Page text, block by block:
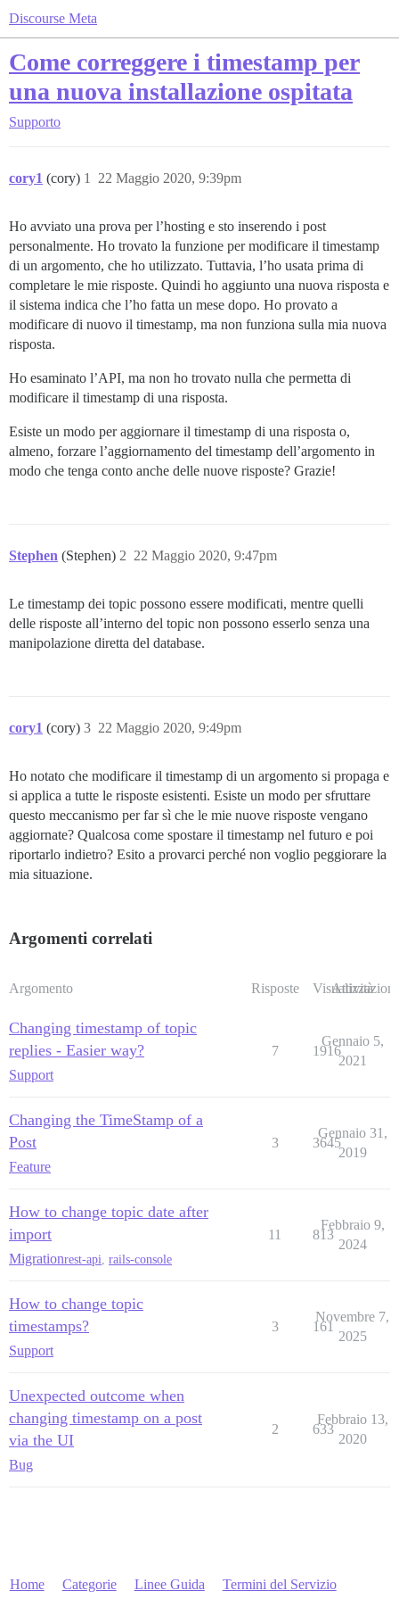
Discourse Meta
Come correggere i timestamp per
una nuova installazione ospitata
Supporto
cory1 (cory) 22 Maggio 2020, 9:39pm
1
Ho avviato una prova per l’hosting e sto inserendo i post
personalmente. Ho trovato la funzione per modificare il timestamp
di un argomento, che ho utilizzato. Tuttavia, l’ho usata prima di
completare le mie risposte. Quindi ho aggiunto una nuova risposta e
il sistema indica che l’ho fatta un mese dopo. Ho provato a
modificare di nuovo il timestamp, ma non funziona sulla mia nuova
risposta.
Ho esaminato l’API, ma non ho trovato nulla che permetta di
modificare il timestamp di una risposta.
Esiste un modo per aggiornare il timestamp di una risposta o,
almeno, forzare l’aggiornamento del timestamp dell’argomento in
modo che tenga conto anche delle nuove risposte? Grazie!
Stephen (Stephen) 22 Maggio 2020, 9:47pm
2
Le timestamp dei topic possono essere modificati, mentre quelli
delle risposte all’interno del topic non possono esserlo senza una
manipolazione diretta del database.
cory1 (cory) 22 Maggio 2020, 9:49pm
3
Ho notato che modificare il timestamp di un argomento si propaga e
si applica a tutte le risposte esistenti. Esiste un modo per sfruttare
questo meccanismo per far sì che le mie nuove risposte vengano
aggiornate? Qualcosa come spostare il timestamp nel futuro e poi
riportarlo indietro? Esito a provarci perché non voglio peggiorare la
mia situazione.
Argomenti correlati
Argomento Risposte Visualizzazioni
Attività
Changing timestamp of topic
replies - Easier way?
Support
7 1916
Gennaio 5,
2021
Changing the TimeStamp of a
Post
Feature
3 3645
Gennaio 31,
2019
How to change topic date after
import
Migrationrest-api rails-console
11 813
Febbraio 9,
2024
How to change topic
timestamps?
Support
3 161
Novembre 7,
2025
Unexpected outcome when
changing timestamp on a post
via the UI
Bug
2 633
Febbraio 13,
2020
Home Categorie Linee Guida Termini del Servizio